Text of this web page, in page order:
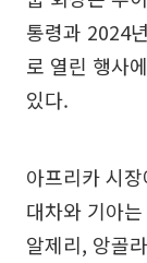
통령과 2024
로 열린 행사
있다.
아프리카 시
대차와 기아
알제리, 앙골